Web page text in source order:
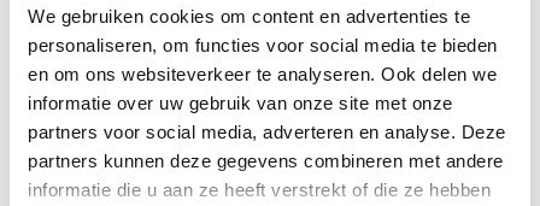
We gebruiken cookies om content en advertenties te
personaliseren, om functies voor social media te bieden
en om ons websiteverkeer te analyseren. Ook delen we
informatie over uw gebruik van onze site met onze
partners voor social media, adverteren en analyse. Deze
partners kunnen deze gegevens combineren met andere
informatie die u aan ze heeft verstrekt of die ze hebben